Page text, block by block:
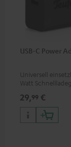
USB-C Power
Universell
Watt
60 Watt / USB-A
Kopfhörer &
Laptops und
mit bis zu 60 Watt
29,99 €